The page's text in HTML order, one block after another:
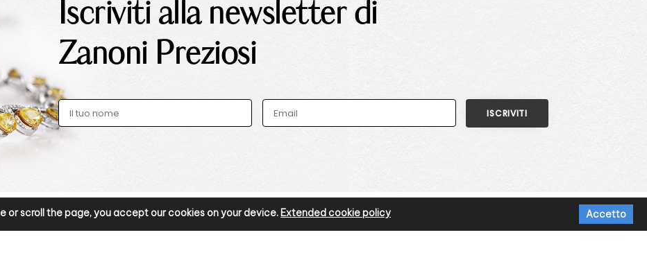
Iscriviti alla newsletter di
Zanoni Preziosi
or scroll the page, you accept our cookies on your device. Extended cookie policy Accetto